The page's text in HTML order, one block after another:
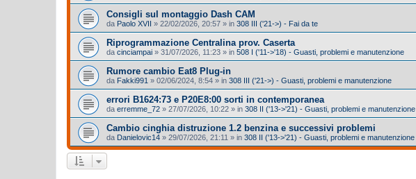
Consigli sul montaggio Dash CAM
da Paolo XVII » 22/02/2026, 20:57 » in 308 III ('21->) - Fai da te
Riprogrammazione Centralina prov. Caserta
da cinciampai » 31/07/2026, 11:23 » in 508 I ('11->'18) - Guasti, problemi e manutenzione
Rumore cambio Eat8 Plug-in
da Fakki991 » 02/06/2024, 8:54 » in 308 III ('21->) - Guasti, problemi e manutenzione
errori B1624:73 e P20E8:00 sorti in contemporanea
da erremme_72 » 27/07/2026, 10:22 » in 308 II ('13->'21) - Guasti, problemi e manutenzione
Cambio cinghia distruzione 1.2 benzina e successivi problemi
da Danielovic14 » 29/07/2026, 21:11 » in 308 II ('13->'21) - Guasti, problemi e manutenzione